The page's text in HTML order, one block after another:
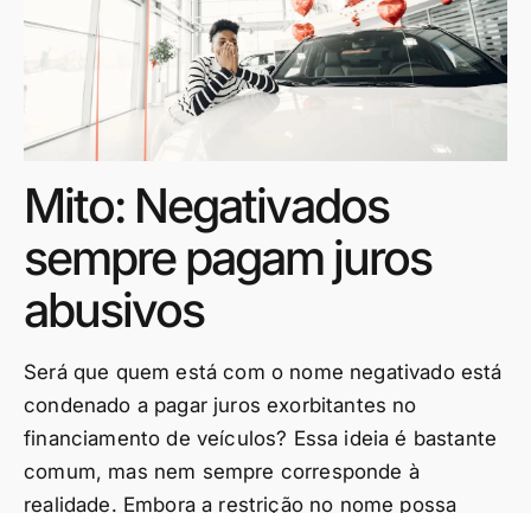
Mito: Negativados
sempre pagam juros
abusivos
Será que quem está com o nome negativado está
condenado a pagar juros exorbitantes no
financiamento de veículos? Essa ideia é bastante
comum, mas nem sempre corresponde à
realidade. Embora a restrição no nome possa